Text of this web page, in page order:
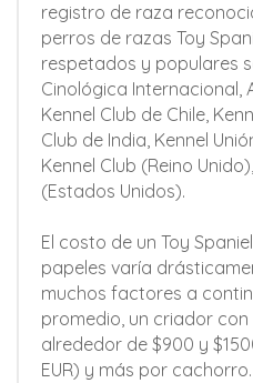
registro de raza
perros de razas Toy
respetados y populares
Cinológica Internacional,
Kennel Club de Chile,
Club de India, Kennel
Kennel Club (Reino
(Estados Unidos).
El costo de un Toy
papeles varía
muchos factores a
promedio, un criador
alrededor de $900 y
EUR) y más por